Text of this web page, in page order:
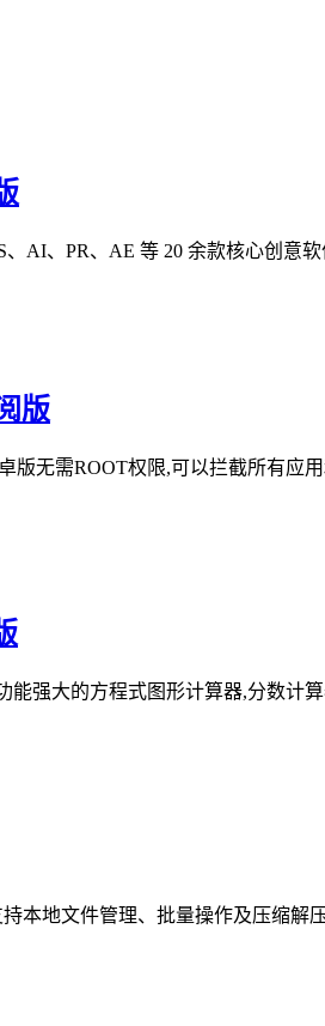
、AI、PR、AE 等 20 余款核心创意
版
版无需ROOT权限,可以拦截所有
能强大的方程式图形计算器,分数
地文件管理、批量操作及压缩解